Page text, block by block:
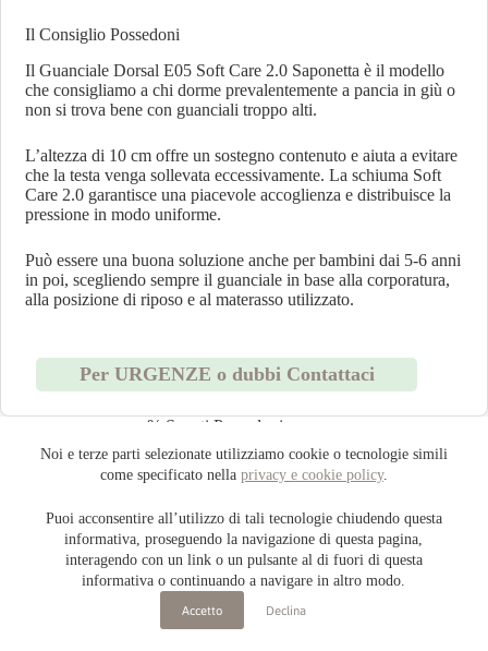
Noi e terze parti selezionate utilizziamo cookie o tecnologie simili
come specificato nella privacy e cookie policy.
Puoi acconsentire all’utilizzo di tali tecnologie chiudendo questa
informativa, proseguendo la navigazione di questa pagina,
interagendo con un link o un pulsante al di fuori di questa
informativa o continuando a navigare in altro modo.
Accetto Declina
Il Consiglio Possedoni
Il Guanciale Dorsal E05 Soft Care 2.0 Saponetta è il modello
che consigliamo a chi dorme prevalentemente a pancia in giù o
non si trova bene con guanciali troppo alti.
L’altezza di 10 cm offre un sostegno contenuto e aiuta a evitare
che la testa venga sollevata eccessivamente. La schiuma Soft
Care 2.0 garantisce una piacevole accoglienza e distribuisce la
pressione in modo uniforme.
Può essere una buona soluzione anche per bambini dai 5-6 anni
in poi, scegliendo sempre il guanciale in base alla corporatura,
alla posizione di riposo e al materasso utilizzato.
Per URGENZE o dubbi Contattaci
% Sconti Possedoni
Iscriviti alla nostra newsletter per ricevere subito fantastici
sconti sui prodotti in catalogo.
La tua email ISCRIVITI ORA
Trova quello che ti serve con il nostro
consulente AI!